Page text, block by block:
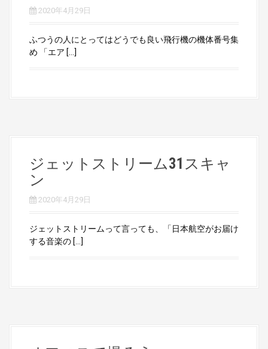
2020年4月29日
ふつうの人にとってはどうでも良い飛行機の機体番号集
め 「エア […]
ジェットストリーム31スキャ
ン
2020年4月29日
ジェットストリームって言っても、「日本航空がお届け
する音楽の […]